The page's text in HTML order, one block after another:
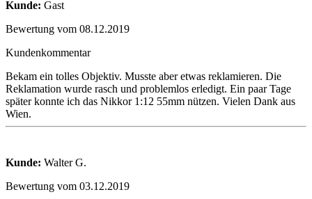
Kunde: Gast
Bewertung vom 08.12.2019
Kundenkommentar
Bekam ein tolles Objektiv. Musste aber etwas reklamieren. Die
Reklamation wurde rasch und problemlos erledigt. Ein paar Tage
später konnte ich das Nikkor 1:12 55mm nützen. Vielen Dank aus
Wien.
Kunde: Walter G.
Bewertung vom 03.12.2019